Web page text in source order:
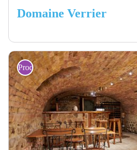
Domaine Verrier
Producteurs